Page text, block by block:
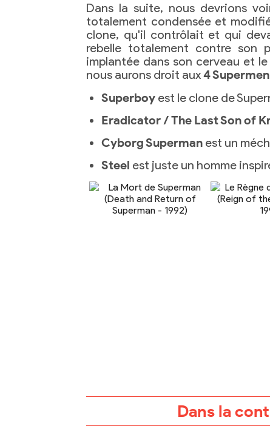
Dans la suite, nous devrions
totalement condensée et
clone, qu'il contrôlait et qui
rebelle totalement contre son
implantée dans son cerveau et
nous aurons droit aux4 Supermen
Superboy est le clone de
Eradicator / The Last Son of
Cyborg Superman est un
Steel est juste un homme
Dans la